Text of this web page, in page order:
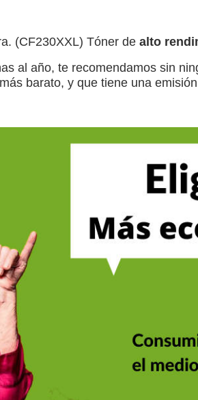
(CF230XXL) Tóner de alto
al año, te recomendamos sin
barato, y que tiene una